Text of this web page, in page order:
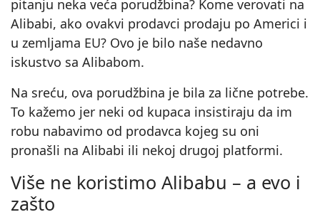
pitanju neka veća porudžbina? Kome verovati na
Alibabi, ako ovakvi prodavci prodaju po Americi i
u zemljama EU? Ovo je bilo naše nedavno
iskustvo sa Alibabom.
Na sreću, ova porudžbina je bila za lične potrebe.
To kažemo jer neki od kupaca insistiraju da im
robu nabavimo od prodavca kojeg su oni
pronašli na Alibabi ili nekoj drugoj platformi.
Više ne koristimo Alibabu – a evo i
zašto